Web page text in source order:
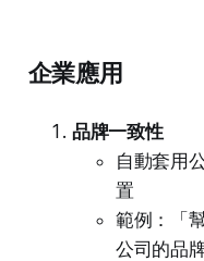
企業應用
品牌一致性
自動套用
置
範例：「
公司的品